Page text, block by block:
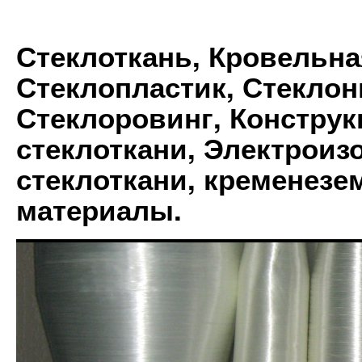
Стеклоткань,
Стеклопластик,
Стеклоровинг,
стеклоткани,
стеклоткани,
материалы.